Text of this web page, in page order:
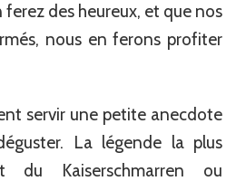
ferez des heureux, et que nos
nous en ferons profiter
servir une petite anecdote
La légende la plus
du Kaiserschmarren ou